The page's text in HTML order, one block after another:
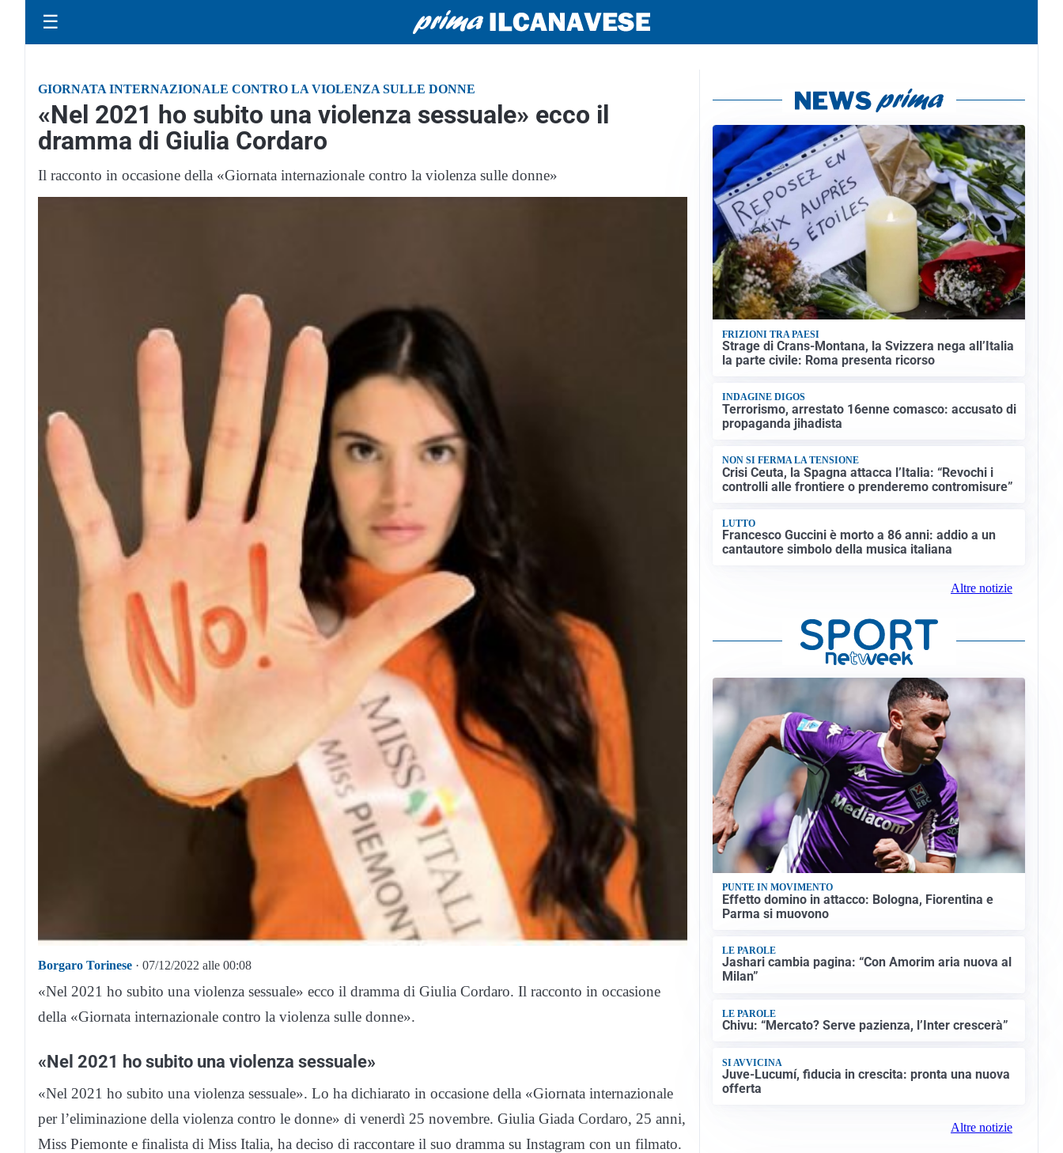
☰
GIORNATA INTERNAZIONALE CONTRO LA VIOLENZA SULLE DONNE
«Nel 2021 ho subito una violenza sessuale» ecco il
dramma di Giulia Cordaro
Il racconto in occasione della «Giornata internazionale contro la violenza sulle donne»
Borgaro Torinese · 07/12/2022 alle 00:08
«Nel 2021 ho subito una violenza sessuale» ecco il dramma di Giulia Cordaro. Il racconto in occasione
della «Giornata internazionale contro la violenza sulle donne».
«Nel 2021 ho subito una violenza sessuale»
«Nel 2021 ho subito una violenza sessuale». Lo ha dichiarato in occasione della «Giornata internazionale
per l’eliminazione della violenza contro le donne» di venerdì 25 novembre. Giulia Giada Cordaro, 25 anni,
Miss Piemonte e finalista di Miss Italia, ha deciso di raccontare il suo dramma su Instagram con un filmato.
FRIZIONI TRA PAESI
Strage di Crans-Montana, la Svizzera nega all’Italia
la parte civile: Roma presenta ricorso
INDAGINE DIGOS
Terrorismo, arrestato 16enne comasco: accusato di
propaganda jihadista
NON SI FERMA LA TENSIONE
Crisi Ceuta, la Spagna attacca l’Italia: “Revochi i
controlli alle frontiere o prenderemo contromisure”
LUTTO
Francesco Guccini è morto a 86 anni: addio a un
cantautore simbolo della musica italiana
Altre notizie
PUNTE IN MOVIMENTO
Effetto domino in attacco: Bologna, Fiorentina e
Parma si muovono
LE PAROLE
Jashari cambia pagina: “Con Amorim aria nuova al
Milan”
LE PAROLE
Chivu: “Mercato? Serve pazienza, l’Inter crescerà”
SI AVVICINA
Juve-Lucumí, fiducia in crescita: pronta una nuova
offerta
Altre notizie